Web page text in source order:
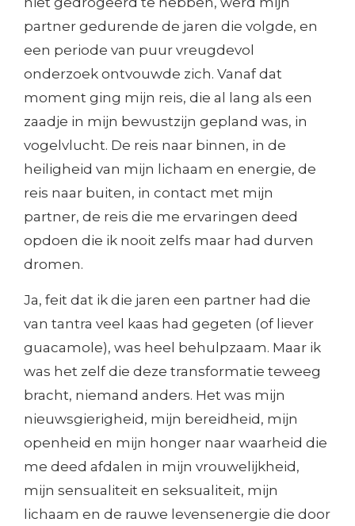
partner gedurende de jaren die volgde, en
een periode van puur vreugdevol
onderzoek ontvouwde zich. Vanaf dat
moment ging mijn reis, die al lang als een
zaadje in mijn bewustzijn gepland was, in
vogelvlucht. De reis naar binnen, in de
heiligheid van mijn lichaam en energie, de
reis naar buiten, in contact met mijn
partner, de reis die me ervaringen deed
opdoen die ik nooit zelfs maar had durven
dromen.
Ja, feit dat ik die jaren een partner had die
van tantra veel kaas had gegeten (of liever
guacamole), was heel behulpzaam. Maar ik
was het zelf die deze transformatie teweeg
bracht, niemand anders. Het was mijn
nieuwsgierigheid, mijn bereidheid, mijn
openheid en mijn honger naar waarheid die
me deed afdalen in mijn vrouwelijkheid,
mijn sensualiteit en seksualiteit, mijn
lichaam en de rauwe levensenergie die door